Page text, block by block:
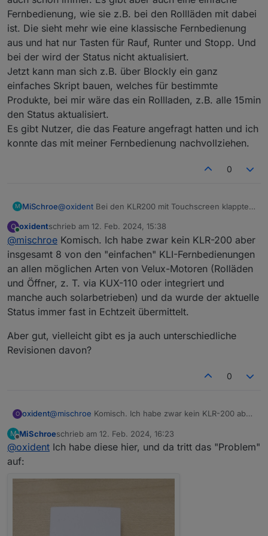
natürlich Akku, also nicht zu häufig abfragen.
Es gibt einen neuen Datenpunkt
"refreshScenes" bei den Scenes. Damit kann
ich die Szenen aktualisieren lassen, wenn ich
z.B. eine neue Szene über das Web-Interface
angelegt habe. Bisher musste man dafür immer
den Adapter neu starten.
Der Datenpunkt "targetPositionRaw" kann jetzt
auch geschrieben werden. Damit sind außer
den bisherigen Prozent-Werten über
"targetPosition" auch weitere Änderungen
möglich. Es gibt einige Spezialwerte, z.B. um
ein Fenster um 10% weiter zu öffnen usw. Ich
verweise an dieser Stelle auf die offizielle
spezifiziert sind. Nicht alle Werte werden von
beschrieben, welches Passwort zu verwenden
der Historie der KLF-200 nie ganz eindeutig.
Ich hoffe, dass die Beschreibung hilft.
Automatisierte Unit-Tests haben unter Linux
und MacOS nur 20 der über 260 Tests
ausgeführt. Unter Windows wurden immer alle
Tests durchgeführt. Ist nun behoben.
Fernbedienung, wie sie z.B. bei den Rollläden mit dabei
ist. Die sieht mehr wie eine klassische Fernbedienung
aus und hat nur Tasten für Rauf, Runter und Stopp. Und
bei der wird der Status nicht aktualisiert.
Jetzt kann man sich z.B. über Blockly ein ganz
einfaches Skript bauen, welches für bestimmte
Produkte, bei mir wäre das ein Rollladen, z.B. alle 15min
den Status aktualisiert.
Es gibt Nutzer, die das Feature angefragt hatten und ich
konnte das mit meiner Fernbedienung nachvollziehen.
0
M MiSchroe@oxident Bei den KLR200 mit Touchscreen klappte
einfache Fernbedienung, wie sie z.B. bei den
Rollläden mit dabei ist. Die sieht mehr wie eine
klassische Fernbedienung aus und hat nur Tasten
für Rauf, Runter und Stopp. Und bei der wird der
Status nicht aktualisiert.
Jetzt kann man sich z.B. über Blockly ein ganz
einfaches Skript bauen, welches für bestimmte
Produkte, bei mir wäre das ein Rollladen, z.B. alle
Es gibt Nutzer, die das Feature angefragt hatten und
ich konnte das mit meiner Fernbedienung
nachvollziehen.
O
Online
oxidentschrieb am 12. Feb. 2024, 15:38
zuletzt editiert von
@mischroe Komisch. Ich habe zwar kein KLR-200 aber
insgesamt 8 von den "einfachen" KLI-Fernbedienungen
an allen möglichen Arten von Velux-Motoren (Rolläden
und Öffner, z. T. via KUX-110 oder integriert und
manche auch solarbetrieben) und da wurde der aktuelle
Status immer fast in Echtzeit übermittelt.
Aber gut, vielleicht gibt es ja auch unterschiedliche
Revisionen davon?
0
O oxident@mischroe Komisch. Ich habe zwar kein KLR-200 aber
Fernbedienungen an allen möglichen Arten von Velux-
Motoren (Rolläden und Öffner, z. T. via KUX-110 oder
übermittelt.
Aber gut, vielleicht gibt es ja auch unterschiedliche
Revisionen davon?
M
Offline
MiSchroeschrieb am 12. Feb. 2024, 16:23
zuletzt editiert von
@oxident Ich habe diese hier, und da tritt das "Problem"
auf: